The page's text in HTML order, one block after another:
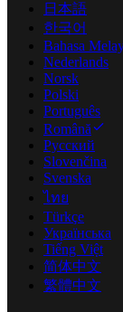
日本語
한국어
Bahasa
Nederlands
Norsk
Polski
Português
Română
Русский
Slovenčina
Svenska
ไทย
Türkçe
Українська
Tiếng Việt
简体中文
繁體中文